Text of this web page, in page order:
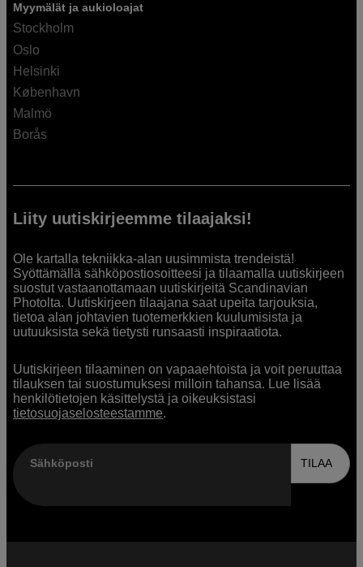
Myymälät ja aukioloajat
Stockholm
Oslo
Helsinki
København
Malmö
Borås
Liity uutiskirjeemme tilaajaksi!
Ole kartalla tekniikka-alan uusimmista trendeistä!
Syöttämällä sähköpostiosoitteesi ja tilaamalla uutiskirjeen
suostut vastaanottamaan uutiskirjeitä Scandinavian
Photolta. Uutiskirjeen tilaajana saat upeita tarjouksia,
tietoa alan johtavien tuotemerkkien kuulumisista ja
uutuuksista sekä tietysti runsaasti inspiraatiota.
Uutiskirjeen tilaaminen on vapaaehtoista ja voit peruuttaa
tilauksen tai suostumuksesi milloin tahansa. Lue lisää
henkilötietojen käsittelystä ja oikeuksistasi
tietosuojaselosteestamme.
Sähköposti TILAA